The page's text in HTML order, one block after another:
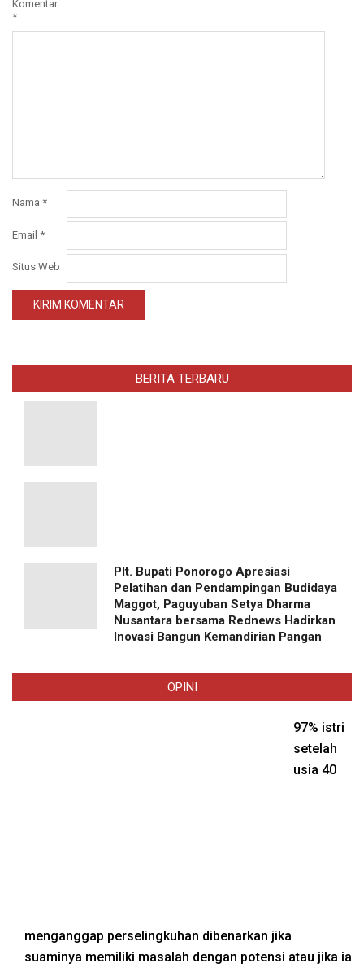
Komentar
*
Nama *
Email *
Situs Web
BERITA TERBARU
Plt. Bupati Ponorogo Apresiasi
Pelatihan dan Pendampingan Budidaya
Maggot, Paguyuban Setya Dharma
Nusantara bersama Rednews Hadirkan
Inovasi Bangun Kemandirian Pangan
OPINI
97% istri
setelah
usia 40
menganggap perselingkuhan dibenarkan jika
suaminya memiliki masalah dengan potensi atau jika ia